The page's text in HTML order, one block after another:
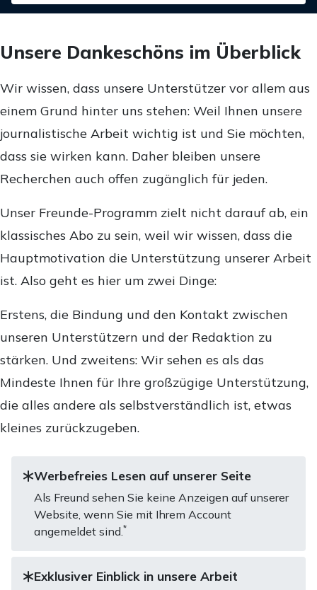
Unsere Dankeschöns im Überblick
Wir wissen, dass unsere Unterstützer vor allem aus
einem Grund hinter uns stehen: Weil Ihnen unsere
journalistische Arbeit wichtig ist und Sie möchten,
dass sie wirken kann. Daher bleiben unsere
Recherchen auch offen zugänglich für jeden.
Unser Freunde-Programm zielt nicht darauf ab, ein
klassisches Abo zu sein, weil wir wissen, dass die
Hauptmotivation die Unterstützung unserer Arbeit
ist. Also geht es hier um zwei Dinge:
Erstens, die Bindung und den Kontakt zwischen
unseren Unterstützern und der Redaktion zu
stärken. Und zweitens: Wir sehen es als das
Mindeste Ihnen für Ihre großzügige Unterstützung,
die alles andere als selbstverständlich ist, etwas
kleines zurückzugeben.
Werbefreies Lesen auf unserer Seite
Als Freund sehen Sie keine Anzeigen auf unserer
Website, wenn Sie mit Ihrem Account
angemeldet sind.*
Exklusiver Einblick in unsere Arbeit